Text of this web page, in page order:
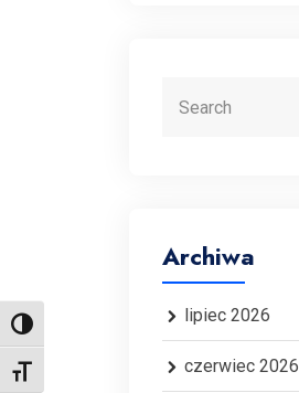
Toggle High Contrast
Toggle Font size
Archiwa
lipiec 2026
czerwiec 2026